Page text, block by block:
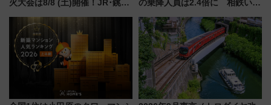
火大会は8/8 (土)開催！JR･銚子
報、利根川に咲く8,000発の大迫
力＆屋台を満喫
の乗降人員は2.4倍に 相鉄いず
年祭にそうにゃん＆DB.スター
マンが登場